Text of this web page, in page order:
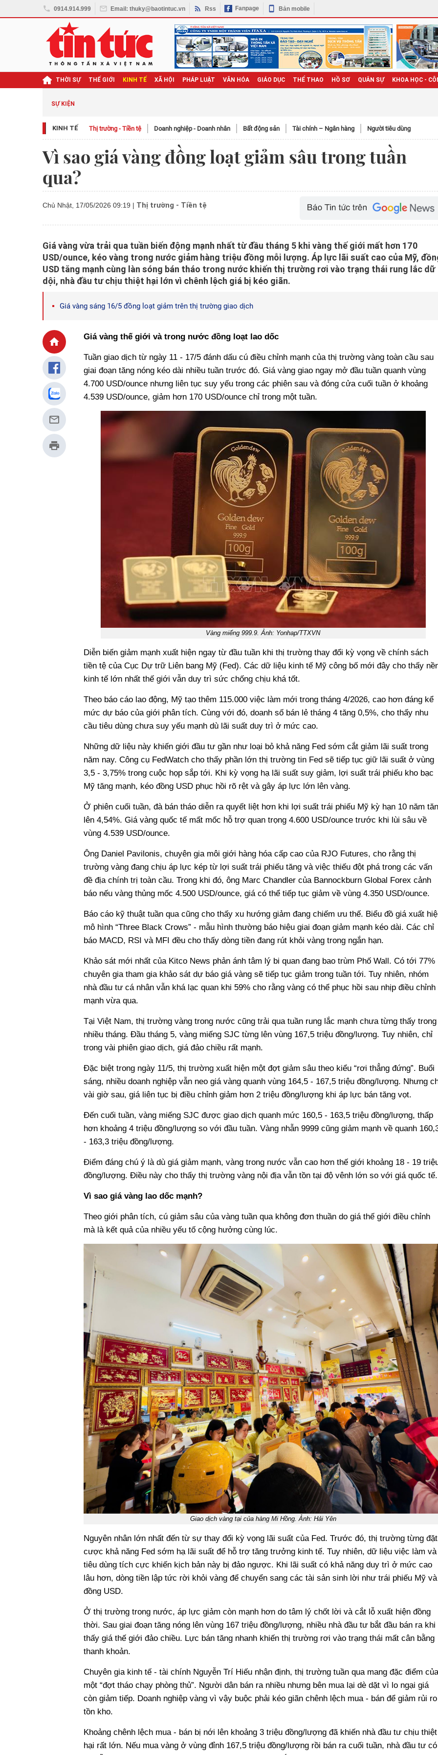
0914.914.999 Email: thuky@baotintuc.vn Rss Fanpage Bản mobile
THỜI SỰ THẾ GIỚI KINH TẾ XÃ HỘI PHÁP LUẬT VĂN HÓA GIÁO DỤC THỂ THAO HỒ SƠ QUÂN SỰ KHOA HỌC -
SỰ KIỆN
KINH TẾ Thị trường - Tiền tệ Doanh nghiệp - Doanh nhân Bất động sản Tài chính – Ngân hàng Người tiêu dùng
Vì sao giá vàng đồng loạt giảm sâu trong tuần
qua?
Chủ Nhật, 17/05/2026 09:19 | Thị trường - Tiền tệ
Giá vàng vừa trải qua tuần biến động mạnh nhất từ đầu tháng 5 khi vàng thế giới mất hơn 170
USD/ounce, kéo vàng trong nước giảm hàng triệu đồng mỗi lượng. Áp lực lãi suất cao của Mỹ,
USD tăng mạnh cùng làn sóng bán tháo trong nước khiến thị trường rơi vào trạng thái rung lắc dữ
dội, nhà đầu tư chịu thiệt hại lớn vì chênh lệch giá bị kéo giãn.
Giá vàng sáng 16/5 đồng loạt giảm trên thị trường giao dịch
Giá vàng thế giới và trong nước đồng loạt lao dốc
Tuần giao dịch từ ngày 11 - 17/5 đánh dấu cú điều chỉnh mạnh của thị trường vàng toàn cầu sau
giai đoạn tăng nóng kéo dài nhiều tuần trước đó. Giá vàng giao ngay mở đầu tuần quanh vùng
4.700 USD/ounce nhưng liên tục suy yếu trong các phiên sau và đóng cửa cuối tuần ở khoảng
4.539 USD/ounce, giảm hơn 170 USD/ounce chỉ trong một tuần.
Vàng miếng 999.9. Ảnh: Yonhap/TTXVN
Diễn biến giảm mạnh xuất hiện ngay từ đầu tuần khi thị trường thay đổi kỳ vọng về chính sách
tiền tệ của Cục Dự trữ Liên bang Mỹ (Fed). Các dữ liệu kinh tế Mỹ công bố mới đây cho thấy
kinh tế lớn nhất thế giới vẫn duy trì sức chống chịu khá tốt.
Theo báo cáo lao động, Mỹ tạo thêm 115.000 việc làm mới trong tháng 4/2026, cao hơn đáng kể
mức dự báo của giới phân tích. Cùng với đó, doanh số bán lẻ tháng 4 tăng 0,5%, cho thấy nhu
cầu tiêu dùng chưa suy yếu mạnh dù lãi suất duy trì ở mức cao.
Những dữ liệu này khiến giới đầu tư gần như loại bỏ khả năng Fed sớm cắt giảm lãi suất trong
năm nay. Công cụ FedWatch cho thấy phần lớn thị trường tin Fed sẽ tiếp tục giữ lãi suất ở vùng
3,5 - 3,75% trong cuộc họp sắp tới. Khi kỳ vọng hạ lãi suất suy giảm, lợi suất trái phiếu kho bạc
Mỹ tăng mạnh, kéo đồng USD phục hồi rõ rệt và gây áp lực lớn lên vàng.
Ở phiên cuối tuần, đà bán tháo diễn ra quyết liệt hơn khi lợi suất trái phiếu Mỹ kỳ hạn 10 năm
lên 4,54%. Giá vàng quốc tế mất mốc hỗ trợ quan trọng 4.600 USD/ounce trước khi lùi sâu về
vùng 4.539 USD/ounce.
Ông Daniel Pavilonis, chuyên gia môi giới hàng hóa cấp cao của RJO Futures, cho rằng thị
trường vàng đang chịu áp lực kép từ lợi suất trái phiếu tăng và việc thiếu đột phá trong các vấn
đề địa chính trị toàn cầu. Trong khi đó, ông Marc Chandler của Bannockburn Global Forex cảnh
báo nếu vàng thủng mốc 4.500 USD/ounce, giá có thể tiếp tục giảm về vùng 4.350 USD/ounce.
Báo cáo kỹ thuật tuần qua cũng cho thấy xu hướng giảm đang chiếm ưu thế. Biểu đồ giá xuất
mô hình “Three Black Crows” - mẫu hình thường báo hiệu giai đoạn giảm mạnh kéo dài. Các chỉ
báo MACD, RSI và MFI đều cho thấy dòng tiền đang rút khỏi vàng trong ngắn hạn.
Khảo sát mới nhất của Kitco News phản ánh tâm lý bi quan đang bao trùm Phố Wall. Có tới 77%
chuyên gia tham gia khảo sát dự báo giá vàng sẽ tiếp tục giảm trong tuần tới. Tuy nhiên, nhóm
nhà đầu tư cá nhân vẫn khá lạc quan khi 59% cho rằng vàng có thể phục hồi sau nhịp điều chỉnh
mạnh vừa qua.
Tại Việt Nam, thị trường vàng trong nước cũng trải qua tuần rung lắc mạnh chưa từng thấy trong
nhiều tháng. Đầu tháng 5, vàng miếng SJC từng lên vùng 167,5 triệu đồng/lượng. Tuy nhiên, chỉ
trong vài phiên giao dịch, giá đảo chiều rất mạnh.
Đặc biệt trong ngày 11/5, thị trường xuất hiện một đợt giảm sâu theo kiểu “rơi thẳng đứng”. Buổi
sáng, nhiều doanh nghiệp vẫn neo giá vàng quanh vùng 164,5 - 167,5 triệu đồng/lượng. Nhưng
vài giờ sau, giá liên tục bị điều chỉnh giảm hơn 2 triệu đồng/lượng khi áp lực bán tăng vọt.
Đến cuối tuần, vàng miếng SJC được giao dịch quanh mức 160,5 - 163,5 triệu đồng/lượng, thấp
hơn khoảng 4 triệu đồng/lượng so với đầu tuần. Vàng nhẫn 9999 cũng giảm mạnh về quanh
- 163,3 triệu đồng/lượng.
Điểm đáng chú ý là dù giá giảm mạnh, vàng trong nước vẫn cao hơn thế giới khoảng 18 - 19
đồng/lượng. Điều này cho thấy thị trường vàng nội địa vẫn tồn tại độ vênh lớn so với giá quốc tế.
Vì sao giá vàng lao dốc mạnh?
Theo giới phân tích, cú giảm sâu của vàng tuần qua không đơn thuần do giá thế giới điều chỉnh
mà là kết quả của nhiều yếu tố cộng hưởng cùng lúc.
Giao dịch vàng tại của hàng Mi Hồng. Ảnh: Hải Yên
Nguyên nhân lớn nhất đến từ sự thay đổi kỳ vọng lãi suất của Fed. Trước đó, thị trường từng đặt
cược khả năng Fed sớm hạ lãi suất để hỗ trợ tăng trưởng kinh tế. Tuy nhiên, dữ liệu việc làm và
tiêu dùng tích cực khiến kịch bản này bị đảo ngược. Khi lãi suất có khả năng duy trì ở mức cao
lâu hơn, dòng tiền lập tức rời khỏi vàng để chuyển sang các tài sản sinh lời như trái phiếu Mỹ và
đồng USD.
Ở thị trường trong nước, áp lực giảm còn mạnh hơn do tâm lý chốt lời và cắt lỗ xuất hiện đồng
thời. Sau giai đoạn tăng nóng lên vùng 167 triệu đồng/lượng, nhiều nhà đầu tư bắt đầu bán ra khi
thấy giá thế giới đảo chiều. Lực bán tăng nhanh khiến thị trường rơi vào trạng thái mất cân bằng
thanh khoản.
Chuyên gia kinh tế - tài chính Nguyễn Trí Hiếu nhận định, thị trường tuần qua mang đặc điểm của
một “đợt tháo chạy phòng thủ”. Người dân bán ra nhiều nhưng bên mua lại dè dặt vì lo ngại giá
còn giảm tiếp. Doanh nghiệp vàng vì vậy buộc phải kéo giãn chênh lệch mua - bán để giảm rủi ro
tồn kho.
Khoảng chênh lệch mua - bán bị nới lên khoảng 3 triệu đồng/lượng đã khiến nhà đầu tư chịu thiệt
hại rất lớn. Nếu mua vàng ở vùng đỉnh 167,5 triệu đồng/lượng rồi bán ra cuối tuần, nhà đầu tư có